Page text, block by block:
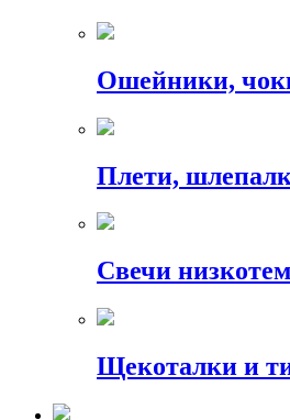
Ошейники,
Плети,
Свечи
Щекоталки и